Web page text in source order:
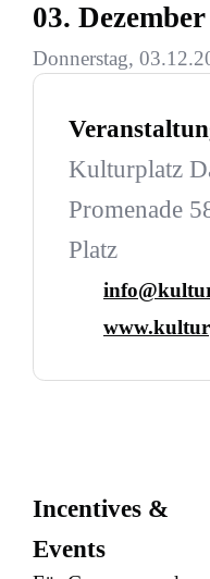
03. Dezember
Donnerstag,
Kulturplatz
Promenade
Platz
Incentives &
Events